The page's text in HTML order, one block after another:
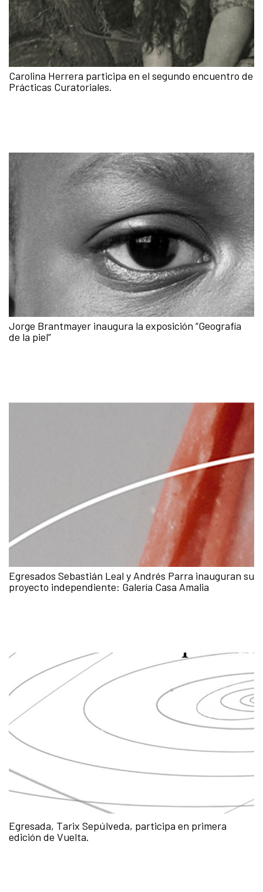
Carolina Herrera participa en el segundo encuentro de
Prácticas Curatoriales.
Jorge Brantmayer inaugura la exposición “Geografía
de la piel”
Egresados Sebastián Leal y Andrés Parra inauguran su
proyecto independiente: Galería Casa Amalia
Egresada, Tarix Sepúlveda, participa en primera
edición de Vuelta.